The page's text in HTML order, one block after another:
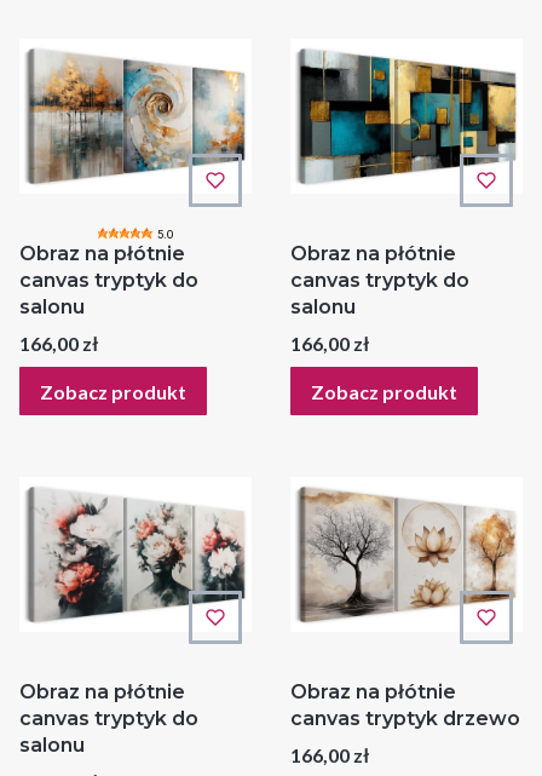
5.0
Obraz na płótnie
canvas tryptyk do
salonu
Cena
166,00 zł
Zobacz produkt
Obraz na płótnie
canvas tryptyk do
salonu
Cena
166,00 zł
Zobacz produkt
Obraz na płótnie
canvas tryptyk do
salonu
Obraz na płótnie
canvas tryptyk drzewo
Cena
166,00 zł